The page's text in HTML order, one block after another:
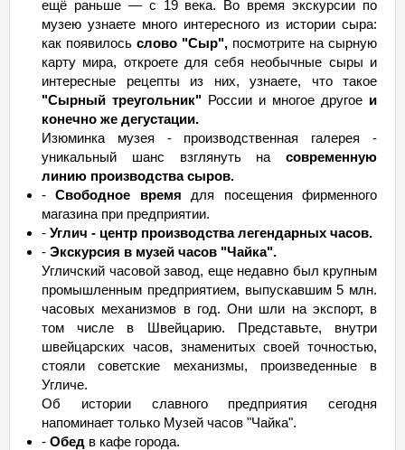
ещё раньше — с 19 века. Во время экскурсии по
музею узнаете много интересного из истории сыра:
как появилось слово "Сыр", посмотрите на сырную
карту мира, откроете для себя необычные сыры и
интересные рецепты из них, узнаете, что такое
"Сырный треугольник" России и многое другое и
конечно же дегустации.
Изюминка музея - производственная галерея -
уникальный шанс взглянуть на современную
линию производства сыров.
-Свободное время для посещения фирменного
магазина при предприятии.
- Углич - центр производства легендарных часов.
- Экскурсия в музей часов "Чайка".
Угличский часовой завод, еще недавно был крупным
промышленным предприятием, выпускавшим 5 млн.
часовых механизмов в год. Они шли на экспорт, в
том числе в Швейцарию. Представьте, внутри
швейцарских часов, знаменитых своей точностью,
стояли советские механизмы, произведенные в
Угличе.
Об истории славного предприятия сегодня
напоминает только Музей часов "Чайка".
- Обед в кафе города.